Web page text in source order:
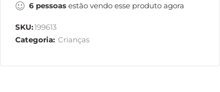
6 pessoas estão vendo esse produto agora
SKU:199613
Categoria: Crianças